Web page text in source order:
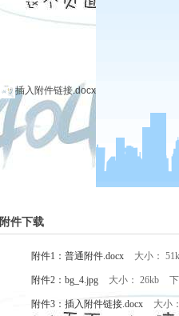
插入附件链接.docx
附件下载
附件1：普通附件.docx 大小：
附件2：bg_4.jpg 大小： 26kb
附件3：插入附件链接.docx 大小